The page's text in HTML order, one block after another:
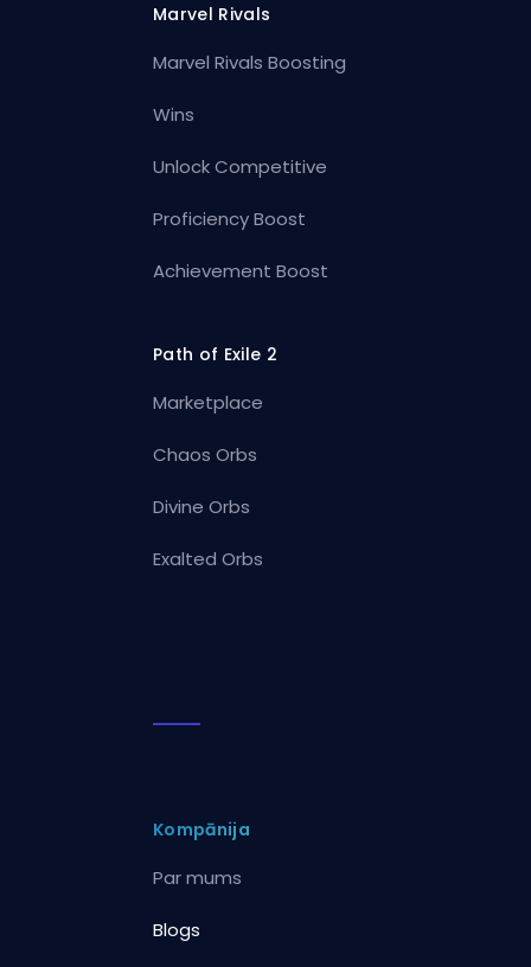
Marvel Rivals
Marvel Rivals Boosting
Wins
Unlock Competitive
Proficiency Boost
Achievement Boost
Path of Exile 2
Marketplace
Chaos Orbs
Divine Orbs
Exalted Orbs
Kompānija
Par mums
Blogs